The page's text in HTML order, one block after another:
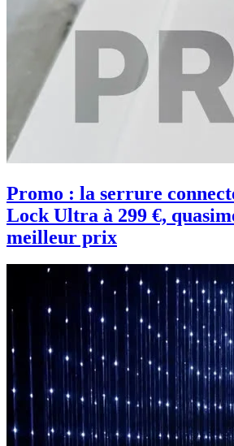
Promo : la serrure
Lock Ultra à 299 €,
meilleur prix